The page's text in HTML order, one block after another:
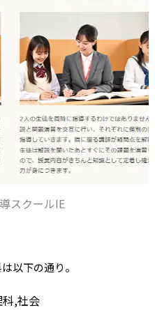
スクールIE
以下の通り。
,社会